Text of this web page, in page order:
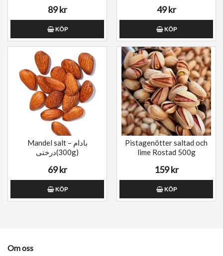
89 kr
KÖP
49 kr
KÖP
Mandel salt – بادام
درختی(300g)
69 kr
KÖP
Pistagenötter saltad och
lime Rostad 500g
159 kr
KÖP
Om oss